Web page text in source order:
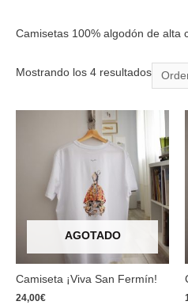
Camisetas 100% algodón de alta
Mostrando los 4 resultados
AGOTADO
Camiseta ¡Viva San Fermín!
24,00€